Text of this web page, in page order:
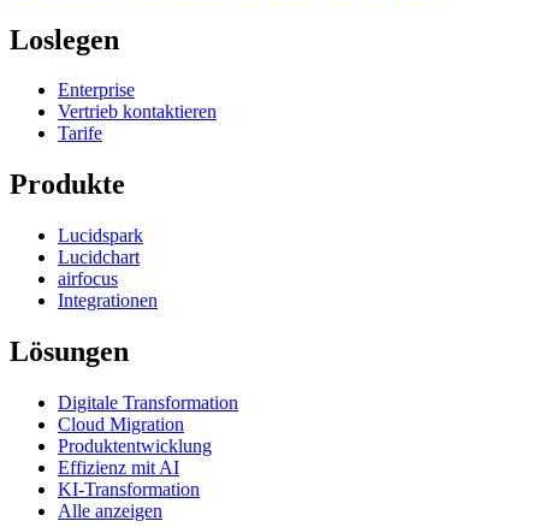
Loslegen
Enterprise
Vertrieb kontaktieren
Tarife
Produkte
Lucidspark
Lucidchart
airfocus
Integrationen
Lösungen
Digitale Transformation
Cloud Migration
Produktentwicklung
Effizienz mit AI
KI-Transformation
Alle anzeigen